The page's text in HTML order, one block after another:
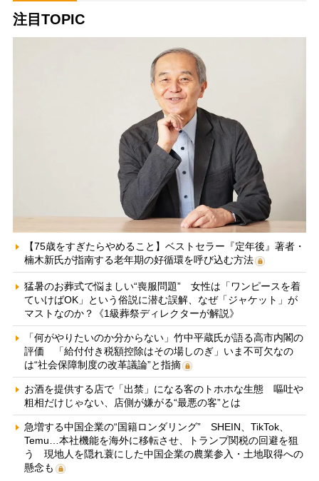
注目TOPIC
【75歳をすぎたらやめること】ベストセラー『定年後』著者・
楠木新氏が指南する老年期の好循環を呼び込む方法
猛暑のお葬式で悩ましい“喪服問題” 女性は「ワンピースを着
ていけばOK」という俗説に潜む誤解、なぜ「ジャケット」が
マストなのか？《1級葬祭ディレクターが解説》
「何がやりたいのか分からない」竹中平蔵氏が語る高市内閣の
評価 「給付付き税額控除はその場しのぎ」いま不可欠なの
は“社会保障制度の改革議論”と指摘
お酒を提供する店で「出禁」になる客のトホホな生態 嘔吐や
粗相だけじゃない、店側が嫌がる“最悪の客”とは
急増する中国企業の“国籍ロンダリング” SHEIN、TikTok、
Temu…本社機能を海外に移転させ、トランプ関税の回避を狙
う 現地人を隠れ蓑にした中国企業の農業参入・土地取得への
懸念も